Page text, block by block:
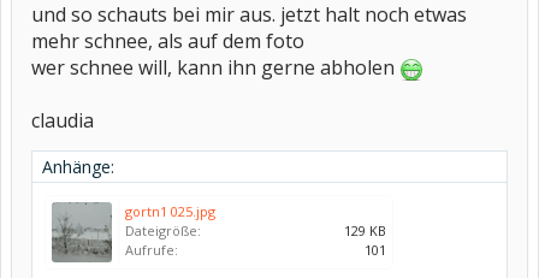
und so schauts bei mir aus. jetzt halt noch etwas
mehr schnee, als auf dem foto
wer schnee will, kann ihn gerne abholen
claudia
Anhänge:
gortn1 025.jpg
Dateigröße:
129 KB
Aufrufe:
101